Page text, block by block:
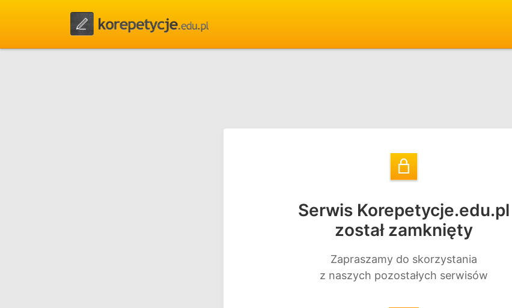
Serwis Korepetycje.edu.pl
został zamknięty
Zapraszamy do skorzystania
z naszych pozostałych serwisów